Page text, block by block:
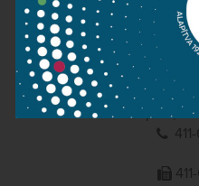
1095 Budapest,